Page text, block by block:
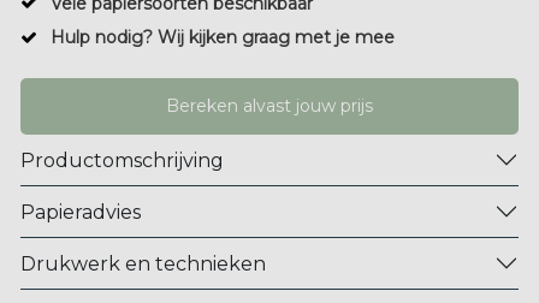
Hulp nodig? Wij kijken graag met je mee
Bereken alvast jouw prijs
Productomschrijving
Papieradvies
Drukwerk en technieken